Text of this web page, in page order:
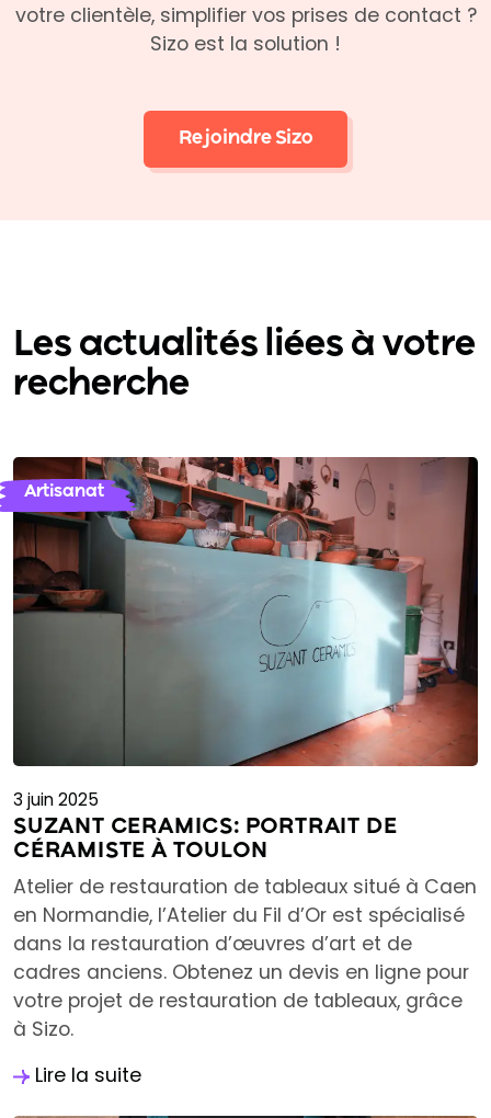
votre clientèle, simplifier vos prises de contact ?
Sizo est la solution !
Rejoindre Sizo
Les actualités liées à votre
recherche
Artisanat
3 juin 2025
SUZANT CERAMICS: PORTRAIT DE
CÉRAMISTE À TOULON
Atelier de restauration de tableaux situé à Caen
en Normandie, l’Atelier du Fil d’Or est spécialisé
dans la restauration d’œuvres d’art et de
cadres anciens. Obtenez un devis en ligne pour
votre projet de restauration de tableaux, grâce
à Sizo.
Lire la suite